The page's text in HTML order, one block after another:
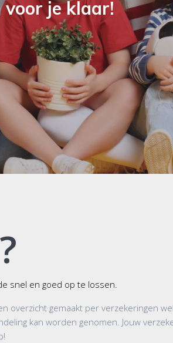
je klaar!
snel en goed op te lossen.
overzicht gemaakt per verzekeringen
kan worden genomen. Jouw